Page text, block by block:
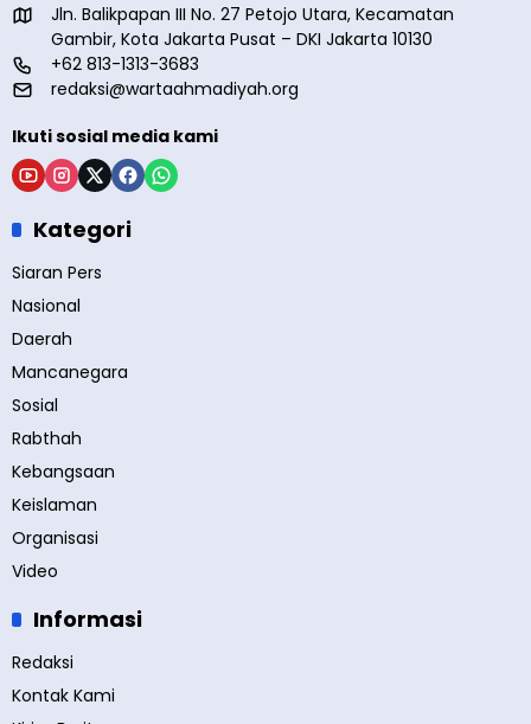
Jln. Balikpapan III No. 27 Petojo Utara, Kecamatan
Gambir, Kota Jakarta Pusat – DKI Jakarta 10130
+62 813-1313-3683
redaksi@wartaahmadiyah.org
Ikuti sosial media kami
Kategori
Siaran Pers
Nasional
Daerah
Mancanegara
Sosial
Rabthah
Kebangsaan
Keislaman
Organisasi
Video
Informasi
Redaksi
Kontak Kami